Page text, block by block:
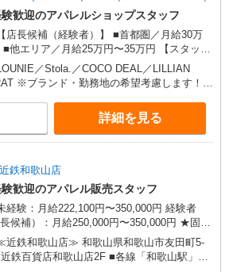
歓迎のアパレルショップスタッフ
【店長候補（経験者）】 ■首都圏／月給30万
他エリア／月給25万円〜35万円 【スタッ
■首都圏／月給24万3,800円〜40万円 ■大阪／
万3,500円〜35万円 ■京都、兵庫、愛知、岐
福岡／月給22万7,800円〜35万円 ■他エリア／
円〜35万円 固定残業手当含む（1ヶ
り20時間）※超過時は追加支給 首都圏エリ
円 大阪：29,500円 京都、兵庫、愛知、
※試用期間3ヶ月も同条件（首都圏：店長候
給27万円〜）
／Stola.／COCO DEAL／LILLIAN
※ブランド・勤務地の希望考慮します！※
宮城（仙台）、愛知、大阪、兵庫、京都、和
岡山、広島、愛媛、福岡、長崎、宮崎、熊
の各店舗で募集しています。 【COCO
池袋店／ルミネ横浜／ルミネ大宮店／ルミ
町店 ルミネ立川店／ルミネ町田店／池袋
店／東京スカイツリータウン・ソラマチ店
ピアリ店／イオンレイクタウン店／ジョイ
店／テラスモール湘南店 タカシマヤ ゲートタ
ール店／イオン大高SC店 なんばCITY店／
MIO店／阪神梅田本店／京都ポルタ店／阪
詳細を見る
鉄和歌山店
歓迎のアパレル販売スタッフ
経験：月給222,100円〜350,000円 経験者
長候補）：月給250,000円〜350,000円 ★固定
当：28,100円（月給に含む） ※経験・能力
※固定残業時間は1ヶ月あたり20時間、超過
追加で残業手当支給 ※月3万円まで交通費支
近鉄和歌山店≫ 和歌山県和歌山市友田町5-
鉄百貨店和歌山店2F ■各線「和歌山駅」よ